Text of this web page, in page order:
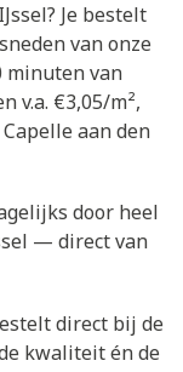
Je bestelt
van onze
minuten van
v.a. €3,05/m²,
aan den
door heel
— direct van
direct bij de
kwaliteit én de